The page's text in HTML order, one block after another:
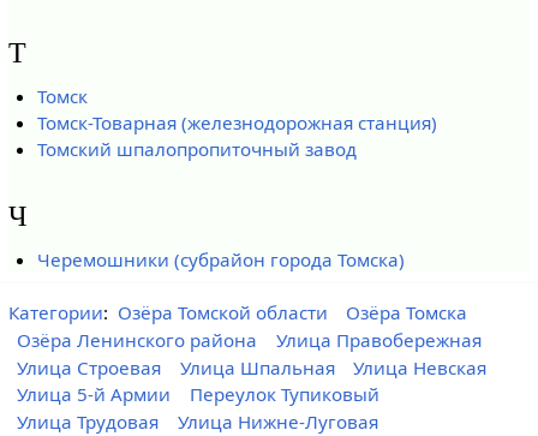
Т
Томск
Томск-Товарная (железнодорожная станция)
Томский шпалопропиточный завод
Ч
Черемошники (субрайон города Томска)
Категории: Озёра Томской области
Озёра Томска
Озёра Ленинского района
Улица Правобережная
Улица Строевая
Улица Шпальная
Улица Невская
Улица 5-й Армии
Переулок Тупиковый
Улица Трудовая
Улица Нижне-Луговая